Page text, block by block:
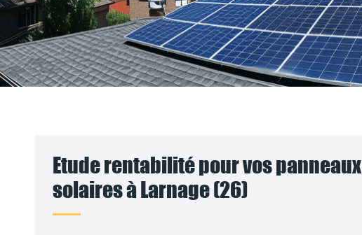
Etude rentabilité pour vos panneaux
solaires à Larnage (26)